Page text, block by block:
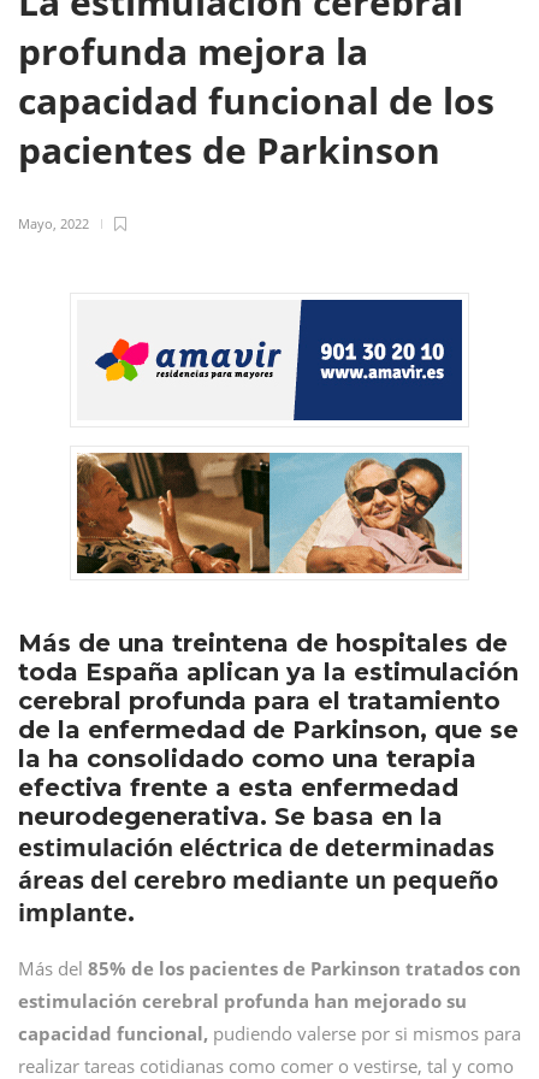
profunda mejora la
capacidad funcional de los
pacientes de Parkinson
Mayo, 2022
Más de una treintena de hospitales de
toda España aplican ya la estimulación
cerebral profunda para el tratamiento
de la enfermedad de Parkinson, que se
la ha consolidado como una terapia
efectiva frente a esta enfermedad
neurodegenerativa. Se basa en la
estimulación eléctrica de determinadas
áreas del cerebro mediante un pequeño
implante.
Más del 85% de los pacientes de Parkinson tratados con
estimulación cerebral profunda han mejorado su
capacidad funcional, pudiendo valerse por si mismos para
realizar tareas cotidianas como comer o vestirse, tal y como